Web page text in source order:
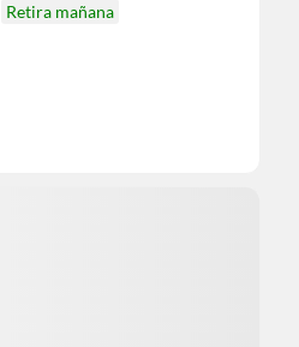
Retira mañana